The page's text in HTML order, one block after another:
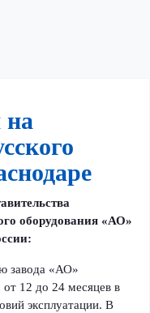
на
оборудования «АО»
завода «АО»
от 12 до 24 месяцев в
эксплуатации. В